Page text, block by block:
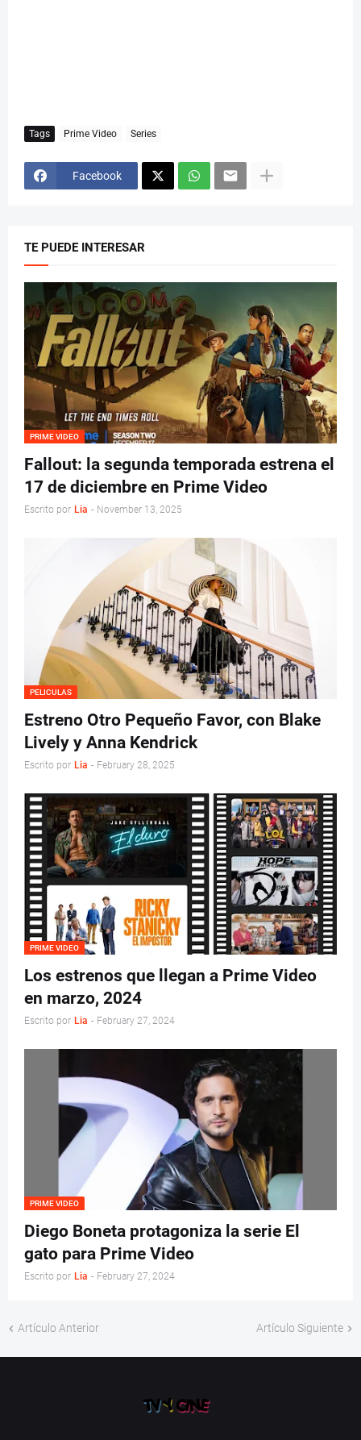
Tags Prime Video Series
Facebook
TE PUEDE INTERESAR
PRIME VIDEO
Fallout: la segunda temporada estrena el
17 de diciembre en Prime Video
Escrito por Lia - November 13, 2025
PELICULAS
Estreno Otro Pequeño Favor, con Blake
Lively y Anna Kendrick
Escrito por Lia - February 28, 2025
PRIME VIDEO
Los estrenos que llegan a Prime Video
en marzo, 2024
Escrito por Lia - February 27, 2024
PRIME VIDEO
Diego Boneta protagoniza la serie El
gato para Prime Video
Escrito por Lia - February 27, 2024
Artículo Anterior Artículo Siguiente